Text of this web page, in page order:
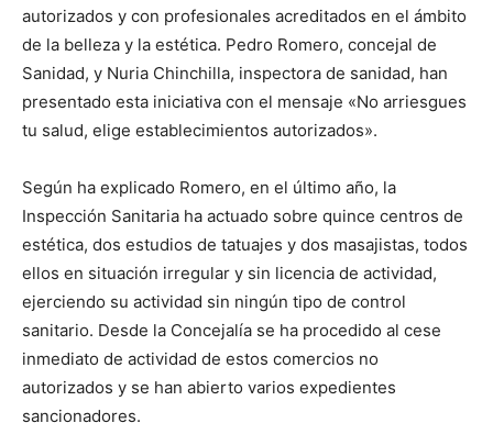
autorizados y con profesionales acreditados en el ámbito
de la belleza y la estética. Pedro Romero, concejal de
Sanidad, y Nuria Chinchilla, inspectora de sanidad, han
presentado esta iniciativa con el mensaje «No arriesgues
tu salud, elige establecimientos autorizados».
Según ha explicado Romero, en el último año, la
Inspección Sanitaria ha actuado sobre quince centros de
estética, dos estudios de tatuajes y dos masajistas, todos
ellos en situación irregular y sin licencia de actividad,
ejerciendo su actividad sin ningún tipo de control
sanitario. Desde la Concejalía se ha procedido al cese
inmediato de actividad de estos comercios no
autorizados y se han abierto varios expedientes
sancionadores.